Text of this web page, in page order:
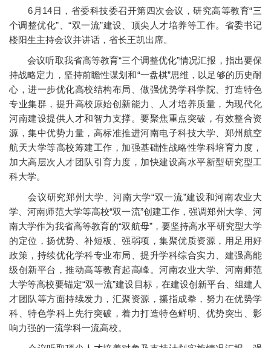
6月14日，省委科技委召开第四次会议，研究高等教育“三
个调整优化”、“双一流”建设、顶尖人才培养等工作。省委书记
楼阳生主持会议并讲话，省长王凯出席。
会议听取我省高等教育“三个调整优化”情况汇报，指出要保
持战略定力，坚持前瞻性谋划和“一盘棋”思维，以足够的历史耐
心，进一步优化高校结构布局、做强优势学科学院、打造特色
专业集群，提升高校原始创新能力、人才培养质量，为现代化
河南建设提供人才和智力支撑。要聚焦重点突破，有效整合资
源，集中优势力量，高标准推进河南电子科技大学、郑州航空
航天大学等高校筹建工作，加强基础性战略性学科培育力度，
加大高层次人才团队引育力度，加快建设高水平新型研究型工
科大学。
会议研究郑州大学、河南大学“双一流”建设和河南农业大
学、河南师范大学等高校“双一流”创建工作，强调郑州大学、河
南大学作为我省高等教育的“双航母”，要坚持高水平研究型大学
的定位，扬优势、补短板、强弱项，集聚优质资源，用足用好
政策，持续优化学科专业布局、提升学科综合实力、建强高能
级创新平台，推动高等教育起高峰。河南农业大学、河南师范
大学等高校要锚定“双一流”建设目标，在建设创新平台、组建人
才团队等方面持续发力，汇聚资源，攥指成拳，努力在优势学
科、特色学科上先行突破，着力打造特色鲜明、优势突出、影
响力强的一流学科一流高校。